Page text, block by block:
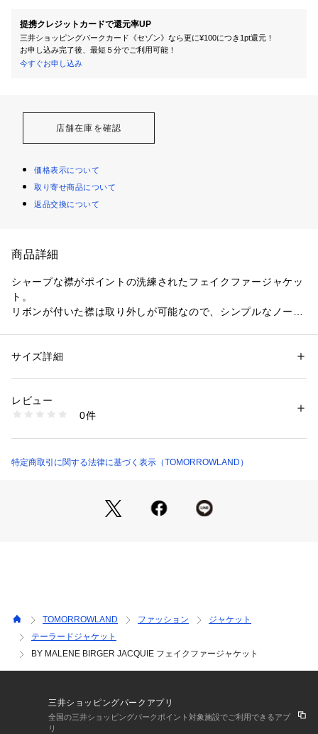
提携クレジットカードで還元率UP
三井ショッピングパークカード《セゾン》なら更に¥100につき1pt還元！
お申し込み完了後、最短５分でご利用可能！
今すぐお申し込み
店舗在庫を確認
価格表示について
取り寄せ商品について
返品交換について
商品詳細
シャープな襟がポイントの洗練されたフェイクファージャケッ
ト。
リボンが付いた襟は取り外しが可能なので、シンプルなノーカ
ースともバランス良く合わせていただけます。カジュアルな装
〈BY MALENE BIRGER（バイ マレーネ ビルガー）〉
デンマークのファッションブランド。
る。
たMs.Christina Exsteenがクリエイティブ・ディレクターに就
店舗にお問い合わせの際は、下記の商品番号をお申し付けくだ
さい。
商品番号:26-17-55-17014
性別：レディース
素材：表地：ポリエステル100％　裏地：ポリエステル56％　レーヨン4
生産国：中国
洗濯：洗濯不可、漂白不可、タンブル乾燥不可、アイロン仕上げ不可、ド
※詳しい洗濯方法については、商品の品質表示タグをご覧ください
26175517014 （ショップ）
サイズ詳細
レビュー
0件
特定商取引に関する法律に基づく表示（TOMORROWLAND）
TOMORROWLAND ファッション
ジャケット
テーラードジャケット
BY MALENE BIRGER JACQUIE フェイクファージャケット
三井ショッピングパークアプリ
全国の三井ショッピングパークポイント対象施設でご利用できるアプ
リ